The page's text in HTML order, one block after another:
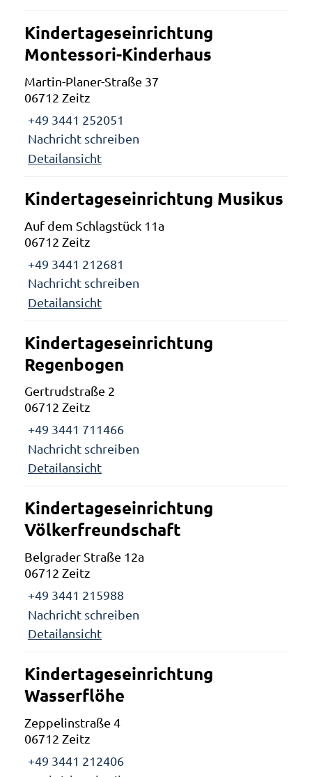
Kindertageseinrichtung
Montessori-Kinderhaus
Martin-Planer-Straße 37
06712 Zeitz
+49 3441 252051
Nachricht schreiben
Detailansicht
Kindertageseinrichtung Musikus
Auf dem Schlagstück 11a
06712 Zeitz
+49 3441 212681
Nachricht schreiben
Detailansicht
Kindertageseinrichtung
Regenbogen
Gertrudstraße 2
06712 Zeitz
+49 3441 711466
Nachricht schreiben
Detailansicht
Kindertageseinrichtung
Völkerfreundschaft
Belgrader Straße 12a
06712 Zeitz
+49 3441 215988
Nachricht schreiben
Detailansicht
Kindertageseinrichtung
Wasserflöhe
Zeppelinstraße 4
06712 Zeitz
+49 3441 212406